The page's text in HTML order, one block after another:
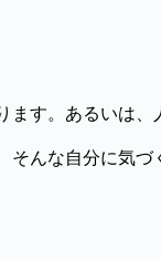
す。あるいは、
そんな自分に気づ